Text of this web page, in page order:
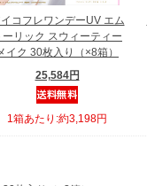
コフレワンデーUV エム
ーリック スウィーティー
イク 30枚入り（×8箱）
25,584円
1箱あたり:約3,198円